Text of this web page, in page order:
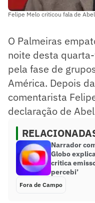
Felipe Melo criticou fala de
O Palmeiras
noite desta
pela fase de
América. Depois
comentarista
declaração de
Narrador
Globo
critica
percebi’
Fora de Campo